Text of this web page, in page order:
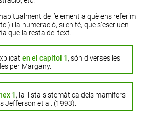
les raons aportades per
inicial.
(figura1) apareix un detall d’una
verbalvegeu(o l’abreviacióv.) convé
i escrites en rodona.
de l’element a què ens referim
i la numeració, si en té, que s’escriuen
que la resta del text.
en el capítol 1, són diverses les
per Margany.
1, la llista sistemàtica dels mamífers
Jefferson et al. (1993).